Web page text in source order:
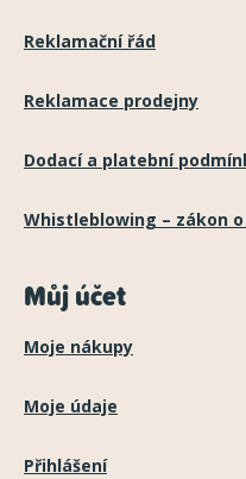
Reklamační řád
Reklamace prodejny
Dodací a platební
Whistleblowing – zákon
Můj účet
Moje nákupy
Moje údaje
Přihlášení